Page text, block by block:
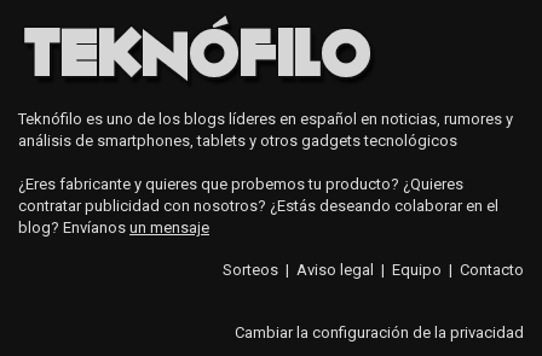
Teknófilo es uno de los blogs líderes en español en noticias, rumores y
análisis de smartphones, tablets y otros gadgets tecnológicos
¿Eres fabricante y quieres que probemos tu producto? ¿Quieres
contratar publicidad con nosotros? ¿Estás deseando colaborar en el
blog? Envíanos un mensaje
Sorteos | Aviso legal | Equipo | Contacto
Cambiar la configuración de la privacidad